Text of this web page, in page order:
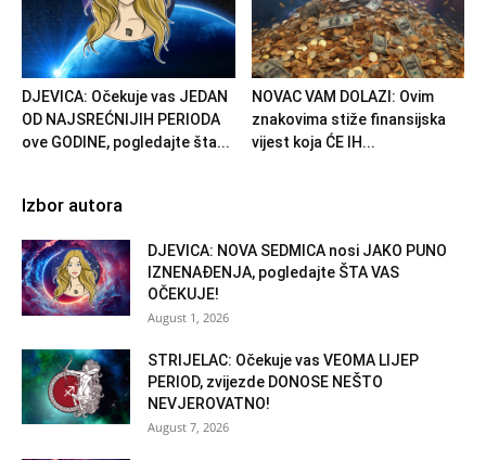
DJEVICA: Očekuje vas JEDAN
OD NAJSREĆNIJIH PERIODA
ove GODINE, pogledajte šta...
NOVAC VAM DOLAZI: Ovim
znakovima stiže finansijska
vijest koja ĆE IH...
Izbor autora
DJEVICA: NOVA SEDMICA nosi JAKO PUNO
IZNENAĐENJA, pogledajte ŠTA VAS
OČEKUJE!
August 1, 2026
STRIJELAC: Očekuje vas VEOMA LIJEP
PERIOD, zvijezde DONOSE NEŠTO
NEVJEROVATNO!
August 7, 2026